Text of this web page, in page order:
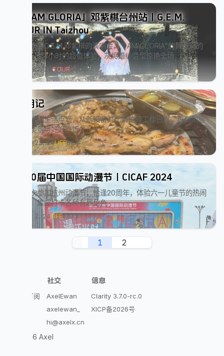
「I AM GLORIA」邓紫棋台州站｜G.E.M.
TOUR IN Taizhou
第一次看G.E.M.邓紫棋的演唱会，"I AM GLORIA"的舞美真的
很棒！超3小时的超值体验，灰烬婚纱造型惊艳全场
July 22, 24 TOUR246字
近期记
记录近期生活点滴，从新设备对比到忙碌工作日常，再到雨后
校园美景与好好吃饭
June 23, 24LIFE89字
第20届中国国际动漫节｜CICAF 2024
第一次参加杭州动漫节，恰逢20周年，体验六一儿童节的热闹
氛围，集邮打卡各种有趣角色
June 2, 24LIFE109字
1 2
Atom订阅
社交
AxelEwan
axelewan_
hi@axelx.cn
信息
Clarity 3.7.0-rc.0
XICP备2026号
© 2026 Axel